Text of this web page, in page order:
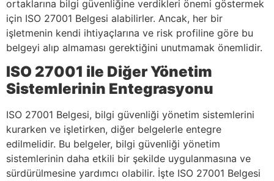
ortaklarına bilgi güvenliğine verdikleri önemi göstermek
için ISO 27001 Belgesi alabilirler. Ancak, her bir
işletmenin kendi ihtiyaçlarına ve risk profiline göre bu
belgeyi alıp almaması gerektiğini unutmamak önemlidir.
ISO 27001 ile Diğer Yönetim
Sistemlerinin Entegrasyonu
ISO 27001 Belgesi, bilgi güvenliği yönetim sistemlerini
kurarken ve işletirken, diğer belgelerle entegre
edilmelidir. Bu belgeler, bilgi güvenliği yönetim
sistemlerinin daha etkili bir şekilde uygulanmasına ve
sürdürülmesine yardımcı olabilir. İşte ISO 27001 Belgesi